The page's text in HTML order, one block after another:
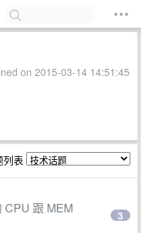
on 2015-03-14 14:51:45
列表
CPU 跟 MEM
3